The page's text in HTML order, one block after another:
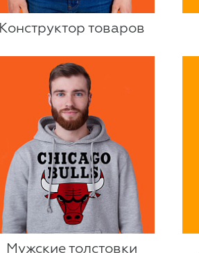
Конструктор товаров
Мужские толстовки